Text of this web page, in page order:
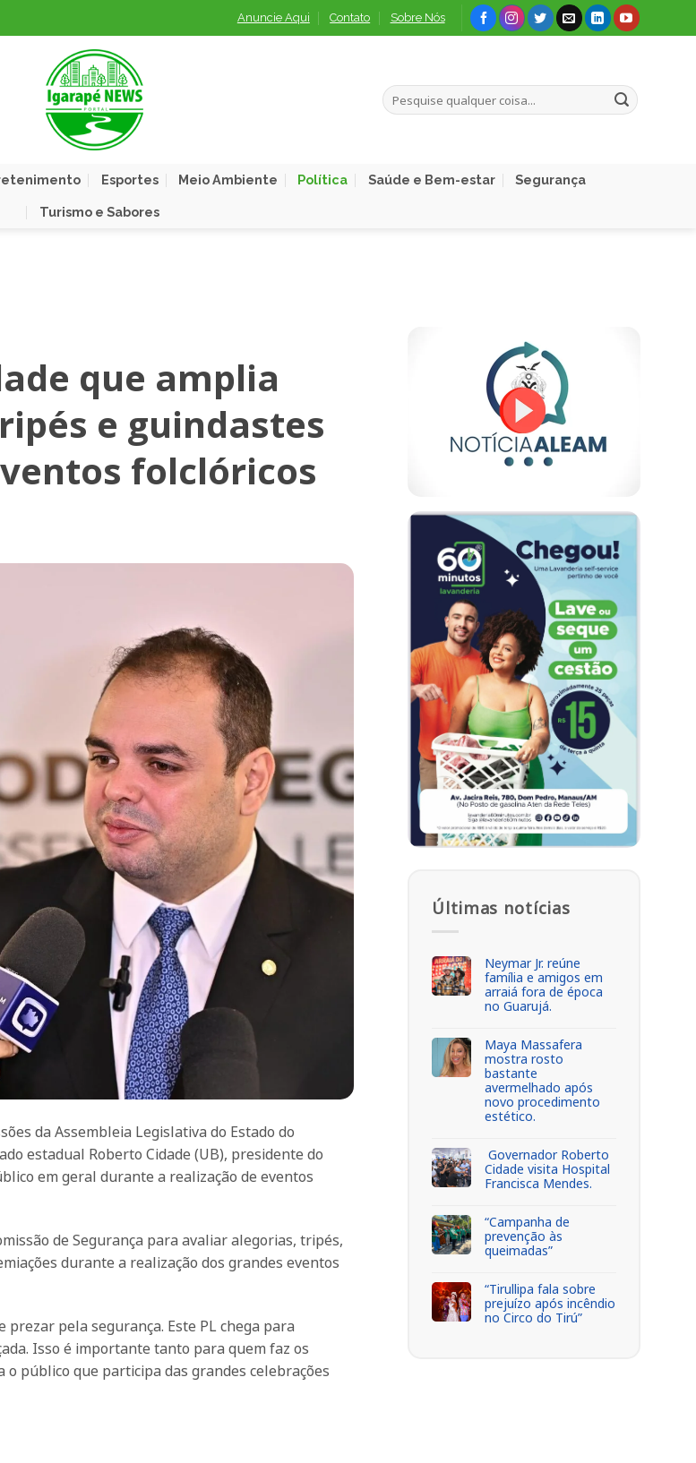
Anuncie Aqui Contato Sobre Nós
Esportes Meio Ambiente Política Saúde e Bem-estar Segurança
Turismo e Sabores
que amplia
e guindastes
folclóricos
da Assembleia Legislativa do Estado do
estadual Roberto Cidade (UB), presidente do
em geral durante a realização de eventos
de Segurança para avaliar alegorias, tripés,
durante a realização dos grandes eventos
pela segurança. Este PL chega para
Isso é importante tanto para quem faz os
público que participa das grandes celebrações
Últimas notícias
Neymar Jr. reúne
família e amigos em
arraiá fora de época
no Guarujá.
Maya Massafera
mostra rosto
bastante
avermelhado após
novo procedimento
estético.
Governador Roberto
Cidade visita Hospital
Francisca Mendes.
“Campanha de
prevenção às
queimadas”
“Tirullipa fala sobre
prejuízo após incêndio
no Circo do Tirú”